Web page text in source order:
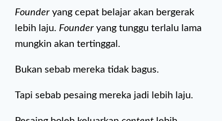
Founder yang cepat belajar akan bergerak
lebih laju. Founder yang tunggu terlalu lama
mungkin akan tertinggal.
Bukan sebab mereka tidak bagus.
Tapi sebab pesaing mereka jadi lebih laju.